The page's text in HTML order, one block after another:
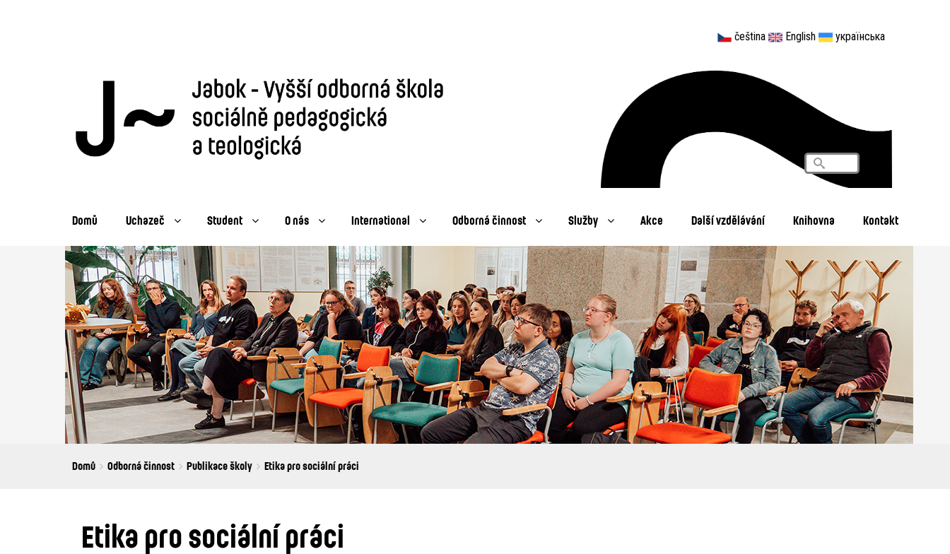
čeština English українська
Vyhledávání
Search
Domů Uchazeč Student O nás International Odborná činnost Služby Akce Další vzdělávání Knihovna Kontakt
Breadcrumbs
You
Domů Odborná činnost Publikace školy Etika pro sociální práci
Etika pro sociální práci